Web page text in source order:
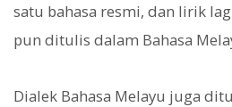
satu bahasa resmi, dan lirik
pun ditulis dalam Bahasa
Dialek Bahasa Melayu juga